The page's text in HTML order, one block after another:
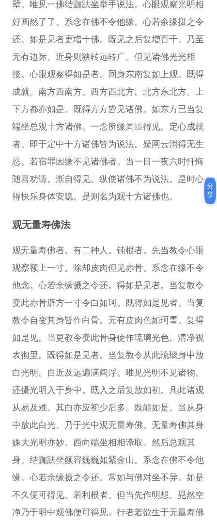
壁。唯见一佛结跏趺坐举手说法。心眼观察光明相
好画然了了。系念在佛不令他缘。心若余缘摄之令
还。如是见者更增十佛。既见之后复增百千。乃至
无有边际。近身则狭转远转广。但见诸佛光光相
接。心眼观察得如是者。回身东南复如上观。既得
成就。南方西南方。西方西北方。北方东北方。上
下方都亦如是。既得方方皆见诸佛。如东方已当复
端坐总观十方诸佛。一念所缘周匝得见。定心成就
者。即于定中十方诸佛皆为说法。疑网云消得无生
忍。若宿罪因缘不见诸佛者。当一日一夜六时忏悔
随喜劝请。渐自得见。纵使诸佛不为说法。是时心
得快乐身体安隐。是则名为观十方诸佛也。
观无量寿佛法
观无量寿佛者。有二种人。钝根者。先当教令心眼
观察额上一寸。除却皮肉但见赤骨。系念在缘不令
他念。心若余缘摄之令还。得如是见者。当复教令
变此赤骨辟方一寸令白如珂。既得如是见者。当复
教令自变其身皆作白骨。无有皮肉色如珂雪。复得
如是见。当更教令变此骨身使作琉璃光色。清净视
表彻里。既得如是见者。当复教令从此琉璃身中放
白光明。自近及远遍满阎浮。唯见光明不见诸物。
还摄光明入于身中。既入之后复放如初。凡此诸观
从易及难。其白亦应初少后多。既能如是。当从身
中放此白光。乃于光中观无量寿佛。无量寿佛其身
姝大光明亦妙。西向端坐相相谛取。然后总观其
身。结跏趺坐颜容巍巍如紫金山。系念在佛不令他
缘。心若余缘摄之令还。常如与佛对坐不异。如是
不久便可得见。若利根者。但当先作明想。晃然空
净乃于明中观佛便可得见。行者若欲生于无量寿佛
分
享